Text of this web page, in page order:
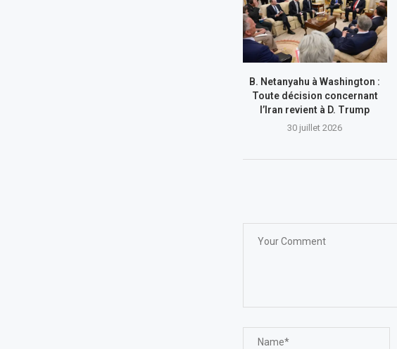
B. Netanyahu à Washington :
Toute décision concernant
l’Iran revient à D. Trump
30 juillet 2026